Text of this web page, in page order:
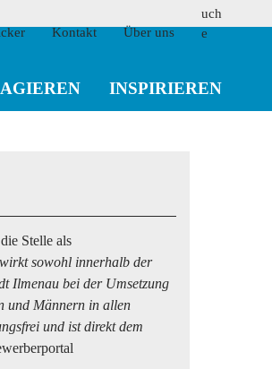
Kontakt Über uns
INSPIRIEREN
Stelle als
sowohl innerhalb der
Ilmenau bei der Umsetzung
und Männern in allen
und ist direkt dem